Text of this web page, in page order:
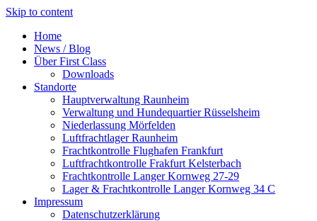
Skip to content
Home
News / Blog
Über First Class
Downloads
Standorte
Hauptverwaltung Raunheim
Verwaltung und Hundequartier Rüsselsheim
Niederlassung Mörfelden
Luftfrachtlager Raunheim
Frachtkontrolle Flughafen Frankfurt
Luftfrachtkontrolle Frakfurt Kelsterbach
Frachtkontrolle Langer Kornweg 27-29
Lager & Frachtkontrolle Langer Kornweg 34 C
Impressum
Datenschutzerklärung